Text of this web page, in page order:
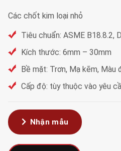
Các chốt kim loại nhỏ
Tiêu chuẩn: ASME B18.8.2,
Kích thước: 6mm – 30mm
Bề mặt: Trơn, Mạ kẽm, Màu
Cấp độ: tùy thuộc vào yêu
Nhận mẫu